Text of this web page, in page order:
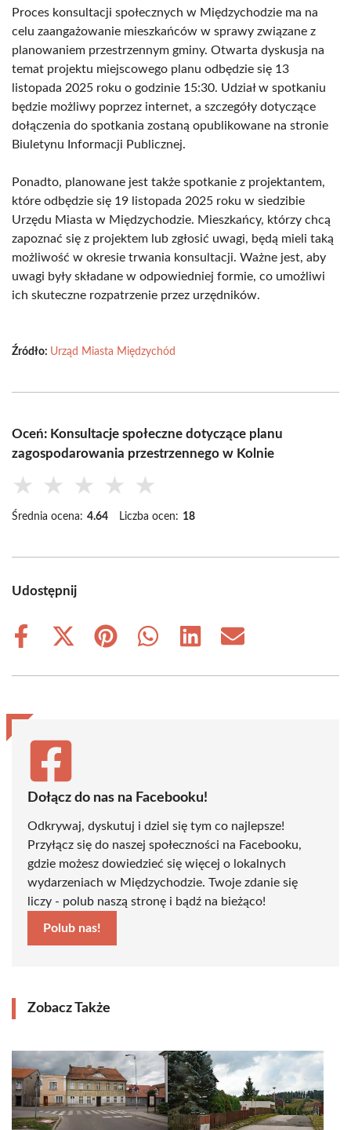
Proces konsultacji społecznych w Międzychodzie ma na
celu zaangażowanie mieszkańców w sprawy związane z
planowaniem przestrzennym gminy. Otwarta dyskusja na
temat projektu miejscowego planu odbędzie się 13
listopada 2025 roku o godzinie 15:30. Udział w spotkaniu
będzie możliwy poprzez internet, a szczegóły dotyczące
dołączenia do spotkania zostaną opublikowane na stronie
Biuletynu Informacji Publicznej.
Ponadto, planowane jest także spotkanie z projektantem,
które odbędzie się 19 listopada 2025 roku w siedzibie
Urzędu Miasta w Międzychodzie. Mieszkańcy, którzy chcą
zapoznać się z projektem lub zgłosić uwagi, będą mieli taką
możliwość w okresie trwania konsultacji. Ważne jest, aby
uwagi były składane w odpowiedniej formie, co umożliwi
ich skuteczne rozpatrzenie przez urzędników.
Źródło: Urząd Miasta Międzychód
Oceń: Konsultacje społeczne dotyczące planu
zagospodarowania przestrzennego w Kolnie
★ ★ ★ ★ ★
Średnia ocena: 4.64 Liczba ocen: 18
Udostępnij
Share
Share
(Twitter)
Share
Share
Share
Share
Dołącz do nas na Facebooku!
Odkrywaj, dyskutuj i dziel się tym co najlepsze!
Przyłącz się do naszej społeczności na Facebooku,
gdzie możesz dowiedzieć się więcej o lokalnych
wydarzeniach w Międzychodzie. Twoje zdanie się
liczy - polub naszą stronę i bądź na bieżąco!
Polub nas!
Zobacz Także